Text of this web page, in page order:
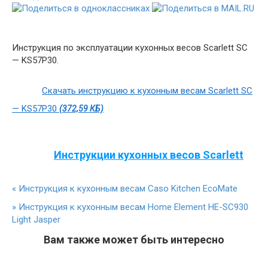
Инструкция по эксплуатации кухонных весов Scarlett SC
— KS57P30.
Скачать инструкцию к кухонным весам Scarlett SC
— KS57P30 (372,59 КБ)
Инструкции кухонных весов Scarlett
« Инструкция к кухонным весам Caso Kitchen EcoMate
» Инструкция к кухонным весам Home Element HE-SC930
Light Jasper
Вам также может быть интересно